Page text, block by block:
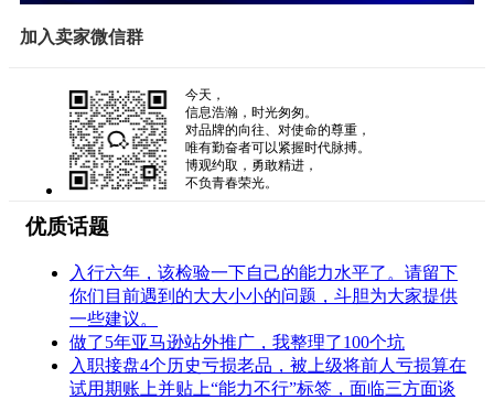
加入卖家微信群
今天，
信息浩瀚，时光匆匆。
对品牌的向往、对使命的尊重，
唯有勤奋者可以紧握时代脉搏。
博观约取，勇敢精进，
不负青春荣光。
优质话题
入行六年，该检验一下自己的能力水平了。请留下
你们目前遇到的大大小小的问题，斗胆为大家提供
一些建议。
做了5年亚马逊站外推广，我整理了100个坑
入职接盘4个历史亏损老品，被上级将前人亏损算在
试用期账上并贴上“能力不行”标签，面临三方面谈